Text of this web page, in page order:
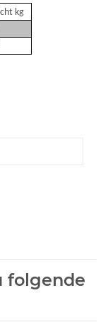
kg
folgende